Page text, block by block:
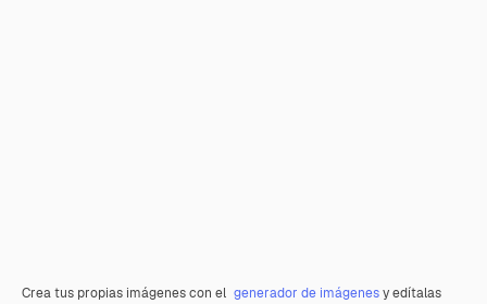
Crea tus propias imágenes con el generador de imágenesy edítalas